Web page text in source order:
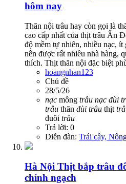
hôm nay
Thăn nội trâu hay còn gọi là
cao cấp nhất của thịt trâu Ấn
độ mềm tự nhiên, nhiều nạc,
nên được rất nhiều nhà hàng,
thích. Thịt thăn nội đặc biệt
hoangnhan123
Chủ đề
28/5/26
nạc mông trâu nạc đùi
trâu thăn đùi trâu thịt
đuôi trâu
Trả lời: 0
Diễn đàn: Trái cây,
Hà Nội Thịt bắp trâu
chính ngạch